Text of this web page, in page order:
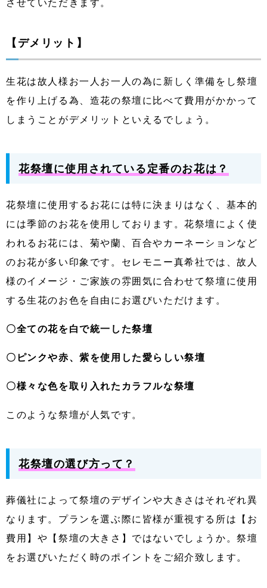
させていただきます。
【デメリット】
生花は故人様お一人お一人の為に新しく準備をし祭壇
を作り上げる為、造花の祭壇に比べて費用がかかって
しまうことがデメリットといえるでしょう。
花祭壇に使用されている定番のお花は？
花祭壇に使用するお花には特に決まりはなく、基本的
には季節のお花を使用しております。花祭壇によく使
われるお花には、菊や蘭、百合やカーネーションなど
のお花が多い印象です。 セレモニー真希社では、故人
様のイメージ・ご家族の雰囲気に合わせて祭壇に使用
する生花のお色を自由にお選びいただけます。
〇全ての花を白で統一した祭壇
〇ピンクや赤、紫を使用した愛らしい祭壇
〇様々な色を取り入れたカラフルな祭壇
このような祭壇が人気です。
花祭壇の選び方って？
葬儀社によって祭壇のデザインや大きさはそれぞれ異
なります。プランを選ぶ際に皆様が重視する所は【お
費用】や【祭壇の大きさ】ではないでしょうか。祭壇
をお選びいただく時のポイントをご紹介致します。